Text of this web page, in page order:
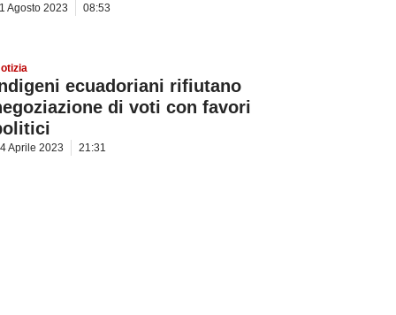
Agosto 2023 08:53
ecuadoriani rifiutano
di voti con favori
Aprile 2023 21:31